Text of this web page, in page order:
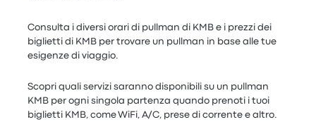
Consulta i diversi orari di pullman di KMB e i prezzi dei
biglietti di KMB per trovare un pullman in base alle tue
esigenze di viaggio.
Scopri quali servizi saranno disponibili su un pullman
KMB per ogni singola partenza quando prenoti i tuoi
biglietti KMB, come WiFi, A/C, prese di corrente e altro.